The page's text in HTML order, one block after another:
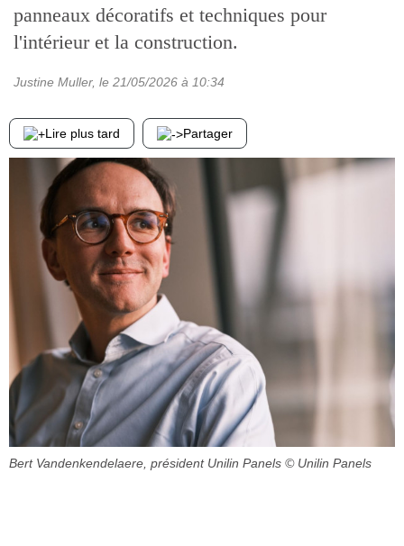
panneaux décoratifs et techniques pour
l'intérieur et la construction.
Justine Muller, le 21/05/2026 à 10:34
Lire plus tard Partager
Bert Vandenkendelaere, président Unilin Panels © Unilin Panels